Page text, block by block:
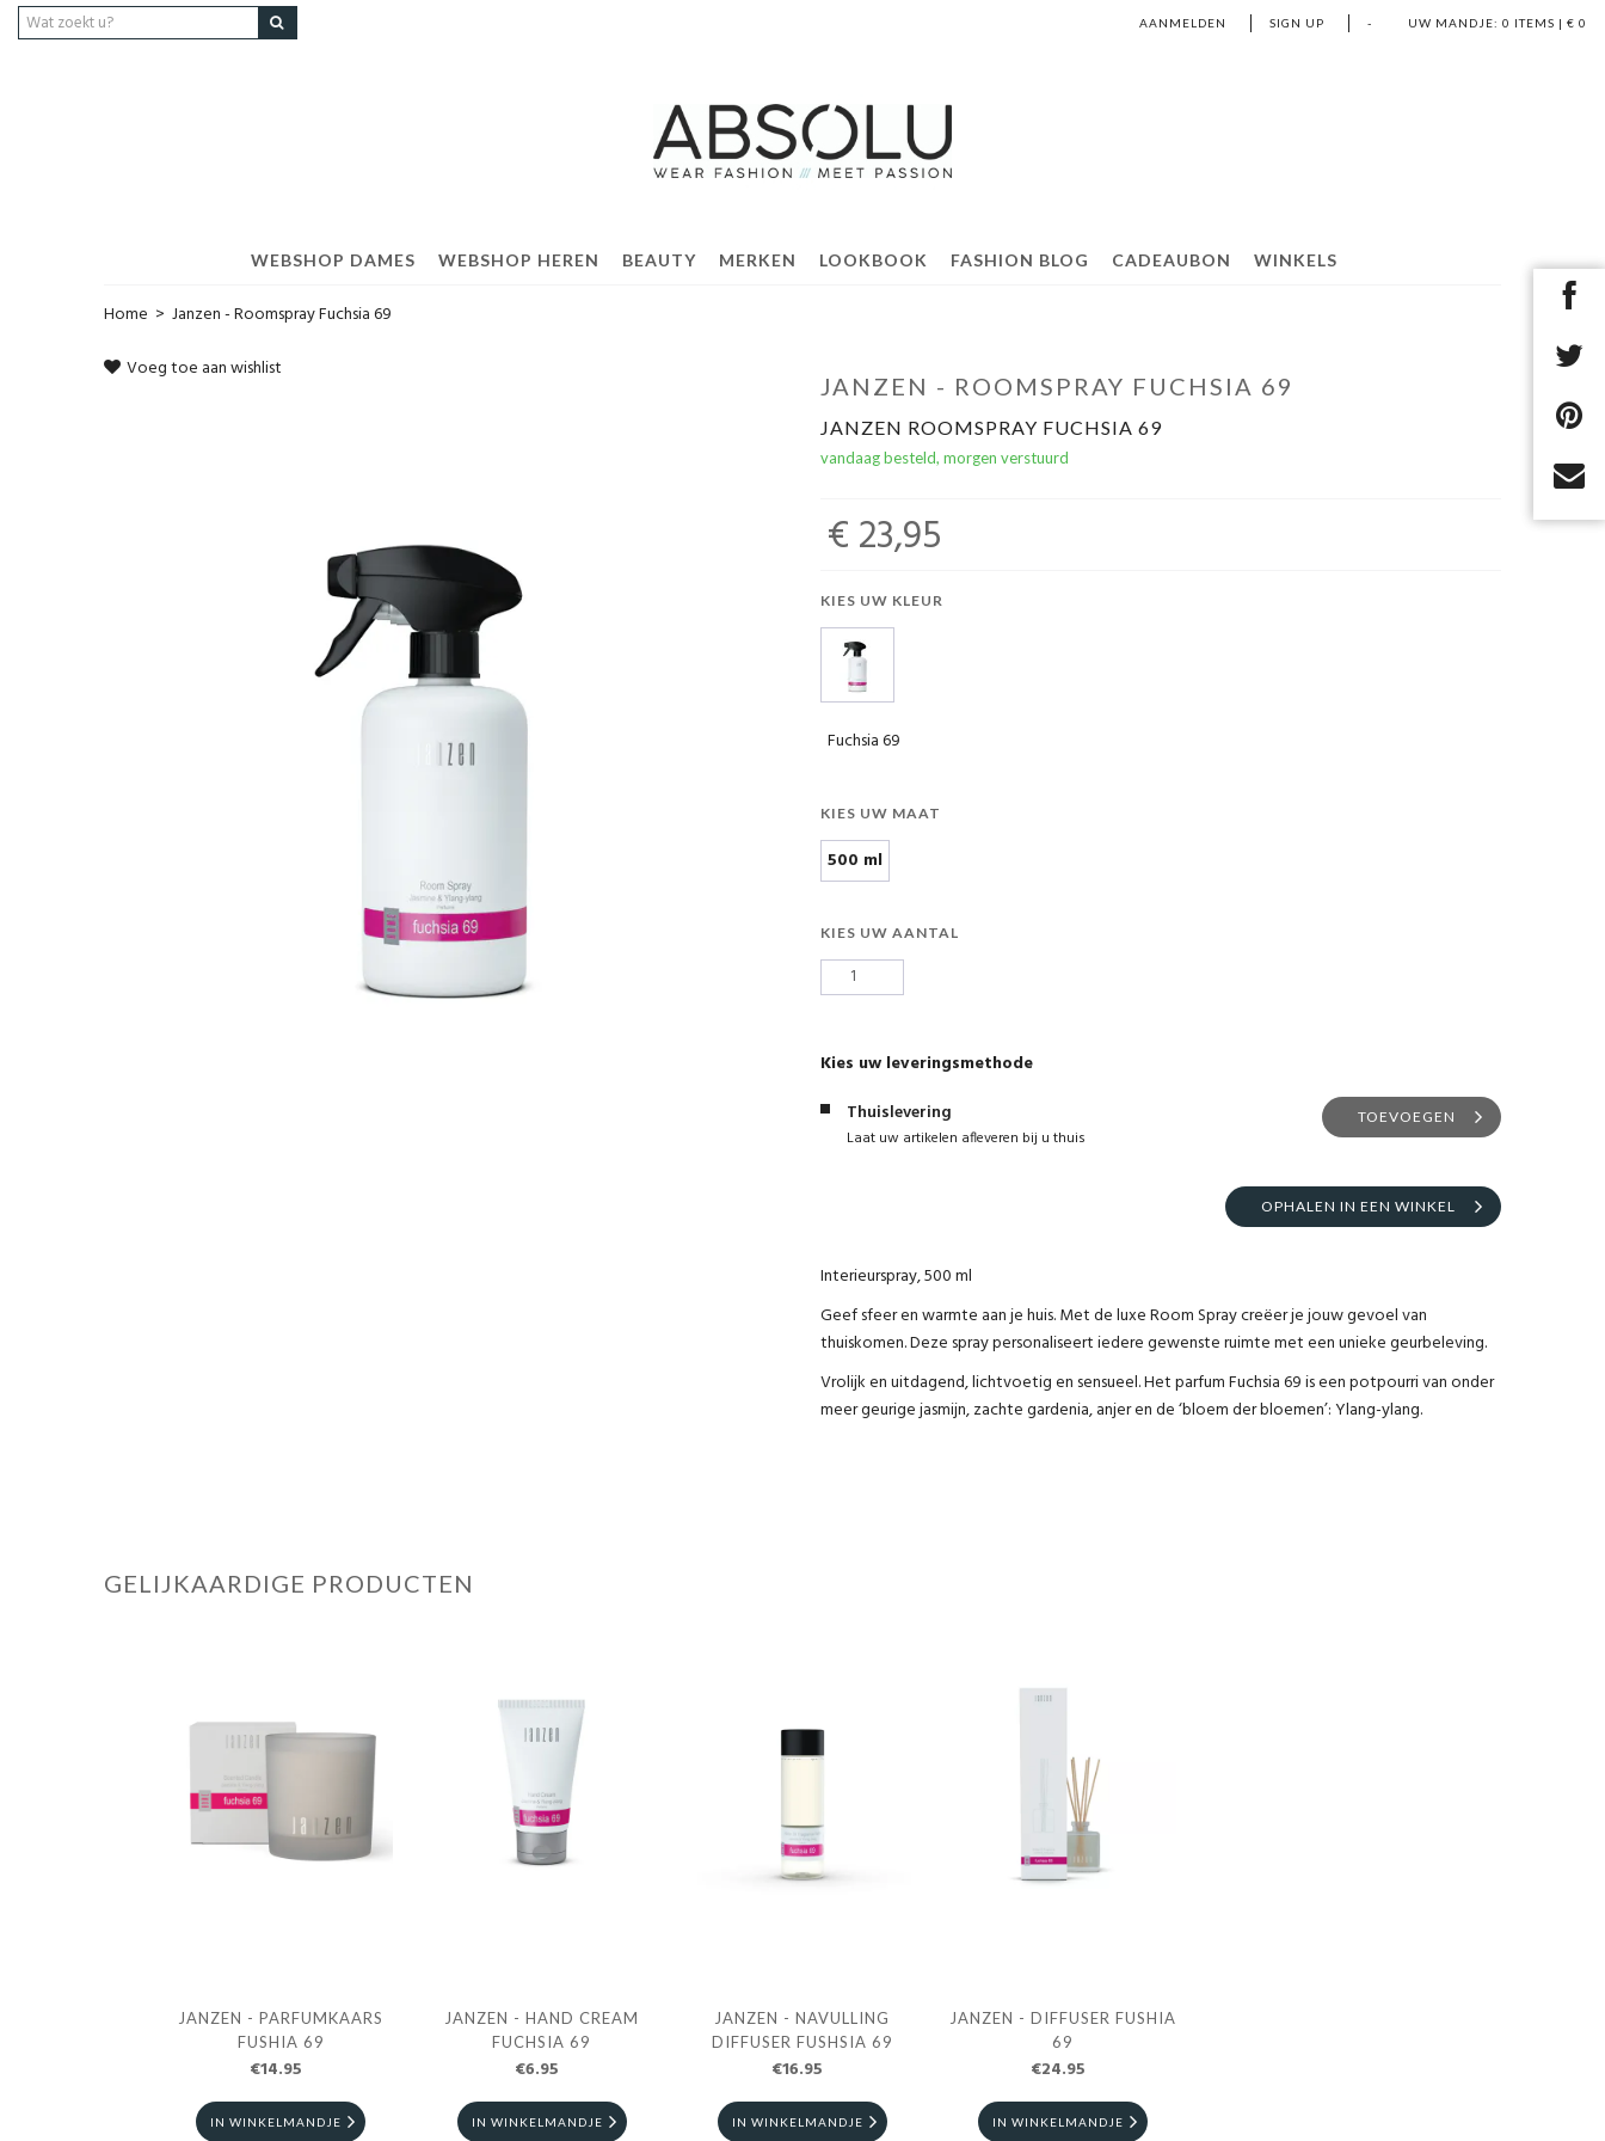
UW MANDJE: 0 ITEMS | € 0
AANMELDEN SIGN UP -
WEBSHOP DAMES WEBSHOP HEREN BEAUTY MERKEN LOOKBOOK FASHION BLOG CADEAUBON WINKELS
Home > Janzen - Roomspray Fuchsia 69
Voeg toe aan wishlist
JANZEN - ROOMSPRAY FUCHSIA 69
JANZEN ROOMSPRAY FUCHSIA 69
vandaag besteld, morgen verstuurd
€ 23,95
KIES UW KLEUR
Fuchsia 69
KIES UW MAAT
500 ml
KIES UW AANTAL
Kies uw leveringsmethode
Thuislevering
Laat uw artikelen afleveren bij u thuis
TOEVOEGEN
OPHALEN IN EEN WINKEL
Interieurspray, 500 ml
Geef sfeer en warmte aan je huis. Met de luxe Room Spray creëer je jouw gevoel van
thuiskomen. Deze spray personaliseert iedere gewenste ruimte met een unieke geurbeleving.
Vrolijk en uitdagend, lichtvoetig en sensueel. Het parfum Fuchsia 69 is een potpourri van onder
meer geurige jasmijn, zachte gardenia, anjer en de ‘bloem der bloemen’: Ylang-ylang.
GELIJKAARDIGE PRODUCTEN
JANZEN - PARFUMKAARS
FUSHIA 69
€14.95
IN WINKELMANDJE
JANZEN - HAND CREAM
FUCHSIA 69
€6.95
IN WINKELMANDJE
JANZEN - NAVULLING
DIFFUSER FUSHSIA 69
€16.95
IN WINKELMANDJE
JANZEN - DIFFUSER FUSHIA
69
€24.95
IN WINKELMANDJE